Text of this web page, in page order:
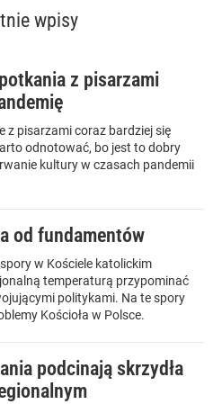
wpisy
z pisarzami
z pisarzami coraz bardziej się
odnotować, bo jest to dobry
kultury w czasach pandemii
od fundamentów
w Kościele katolickim
temperaturą przypominać
politykami. Na te spory
Kościoła w Polsce.
podcinają skrzydła